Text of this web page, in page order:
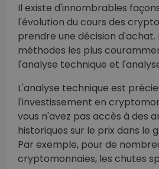
Il existe d'innombrables
l'évolution du cours des
prendre une décision d'achat.
méthodes les plus
l'analyse technique et
L'analyse technique est
l'investissement en
vous n'avez pas accès à des
historiques sur le prix dans le
Par exemple, pour de
cryptomonnaies, les chutes